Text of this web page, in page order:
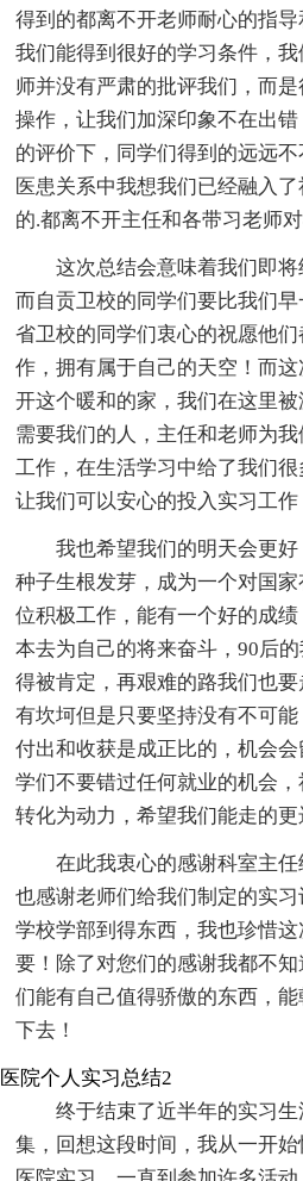
得到的都离不开老师耐心的指
我们能得到很好的学习条件，
师并没有严肃的批评我们，而
操作，让我们加深印象不在出
的评价下，同学们得到的远远
医患关系中我想我们已经融入
的.都离不开主任和各带习老师
这次总结会意味着我们即将
而自贡卫校的同学们要比我们
省卫校的同学们衷心的祝愿他
作，拥有属于自己的天空！而
开这个暖和的家，我们在这里
需要我们的人，主任和老师为
工作，在生活学习中给了我们
让我们可以安心的投入实习工作
我也希望我们的明天会更
种子生根发芽，成为一个对国
位积极工作，能有一个好的成
本去为自己的将来奋斗，90后
得被肯定，再艰难的路我们也
有坎坷但是只要坚持没有不可
付出和收获是成正比的，机会
学们不要错过任何就业的机会
转化为动力，希望我们能走的更
在此我衷心的感谢科室主任
也感谢老师们给我们制定的实
学校学部到得东西，我也珍惜
要！除了对您们的感谢我都不
们能有自己值得骄傲的东西，
下去！
医院个人实习总结2
终于结束了近半年的实习
集，回想这段时间，我从一开